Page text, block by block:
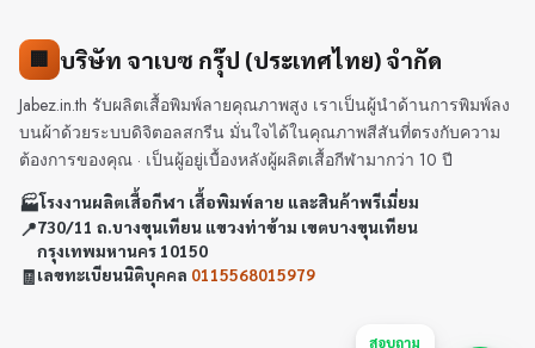
🏢 บริษัท จาเบซ กรุ๊ป (ประเทศไทย) จำกัด
Jabez.in.th รับผลิตเสื้อพิมพ์ลายคุณภาพสูง เราเป็นผู้นำด้านการพิมพ์ลง
บนผ้าด้วยระบบดิจิตอลสกรีน มั่นใจได้ในคุณภาพสีสันที่ตรงกับความ
ต้องการของคุณ · เป็นผู้อยู่เบื้องหลังผู้ผลิตเสื้อกีฬามากว่า 10 ปี
🏭โรงงานผลิตเสื้อกีฬา เสื้อพิมพ์ลาย และสินค้าพรีเมี่ยม
📍730/11 ถ.บางขุนเทียน แขวงท่าข้าม เขตบางขุนเทียน
กรุงเทพมหานคร 10150
🧾เลขทะเบียนนิติบุคคล 0115568015979
สอบถาม